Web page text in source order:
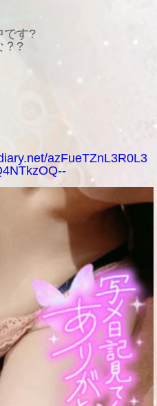
です?
？?
azFueTZnL3R0L3